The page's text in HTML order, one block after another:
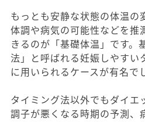
もっとも安静な状態の体温の
体調や病気の可能性などを推
きるのが「基礎体温」です。
法」と呼ばれる妊娠しやすい
に用いられるケースが有名で
タイミング法以外でもダイエ
調子が悪くなる時期の予測、